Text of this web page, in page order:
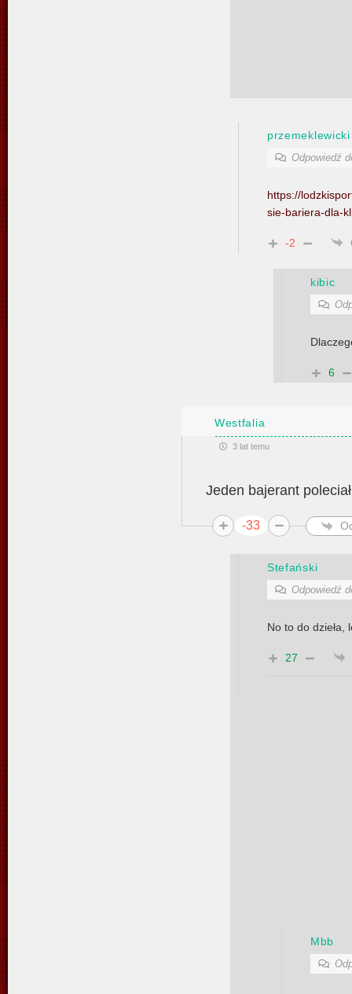
przemeklewicki
Odpowiedź
https://
sie-bariera-dla-
-2
kibic
6
Westfalia
3 lat temu
Jeden bajerant
-33
Stefański
Odpowiedź
No to do dzieła,
27
Mbb